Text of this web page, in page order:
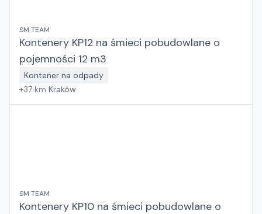
SM TEAM
Kontenery KP12 na śmieci pobudowlane o
pojemności 12 m3
Kontener na odpady
+37 km Kraków
SM TEAM
Kontenery KP10 na śmieci pobudowlane o